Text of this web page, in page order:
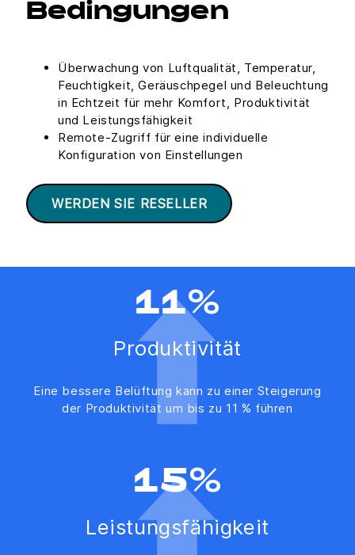
Bedingungen
Überwachung von Luftqualität, Temperatur,
Feuchtigkeit, Geräuschpegel und Beleuchtung
in Echtzeit für mehr Komfort, Produktivität
und Leistungsfähigkeit
Remote-Zugriff für eine individuelle
Konfiguration von Einstellungen
WERDEN SIE RESELLER
11%
Produktivität
Eine bessere Belüftung kann zu einer Steigerung
der Produktivität um bis zu 11 % führen
15%
Leistungsfähigkeit